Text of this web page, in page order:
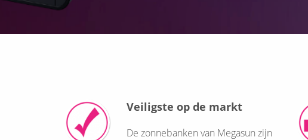
Veiligste op de markt
De zonnebanken van Megasun zijn